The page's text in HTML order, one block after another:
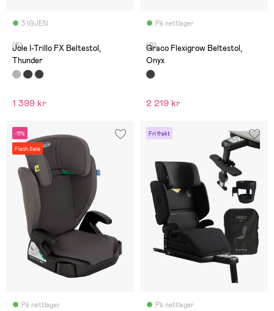
3 IGJEN
(6)
Joie I-Trillo FX Beltestol,
Thunder
1 399 kr
På nettlager
(0)
Graco Flexigrow Beltestol,
Onyx
2 219 kr
-11%
Flash Sale
På nettlager
Fri frakt
På nettlager